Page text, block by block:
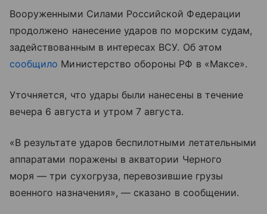
Вооруженными Силами Российской Федерации
продолжено нанесение ударов по морским судам,
задействованным в интересах ВСУ. Об этом
сообщило Министерство обороны РФ в «Максе».
Уточняется, что удары были нанесены в течение
вечера 6 августа и утром 7 августа.
«В результате ударов беспилотными летательными
аппаратами поражены в акватории Черного
моря — три сухогруза, перевозившие грузы
военного назначения», — сказано в сообщении.